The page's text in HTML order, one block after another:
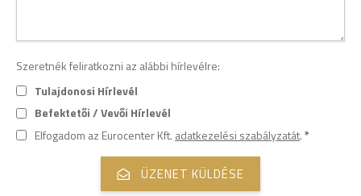
Szeretnék feliratkozni az alábbi hírlevélre:
Tulajdonosi Hírlevél
Befektetői / Vevői Hírlevél
Elfogadom az Eurocenter Kft. adatkezelési szabályzatát.*